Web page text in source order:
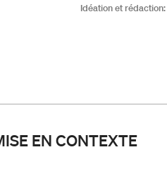
Idéation et
EN CONTEXTE